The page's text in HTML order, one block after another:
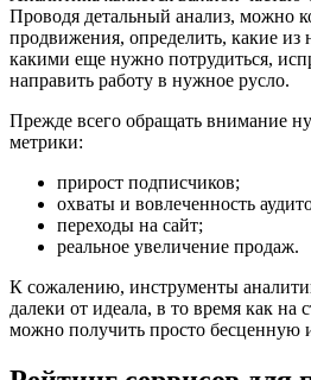
Проводя детальный анализ, можно
продвижения, определить, какие из
какими еще нужно потрудиться,
направить работу в нужное русло.
Прежде всего обращать внимание
метрики:
прирост подписчиков;
охваты и вовлеченность
переходы на сайт;
реальное увеличение продаж.
К сожалению, инструменты
далеки от идеала, в то время как на
можно получить просто